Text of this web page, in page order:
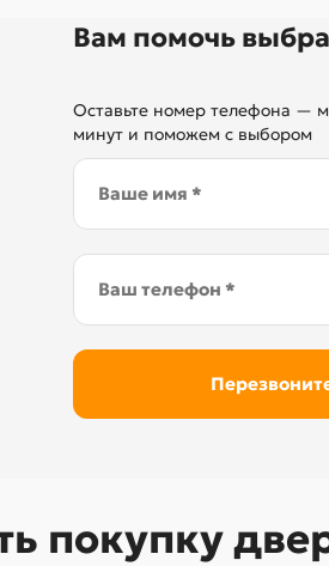
Вам помочь
Оставьте номер телефона —
минут и поможем с выбором
покупку